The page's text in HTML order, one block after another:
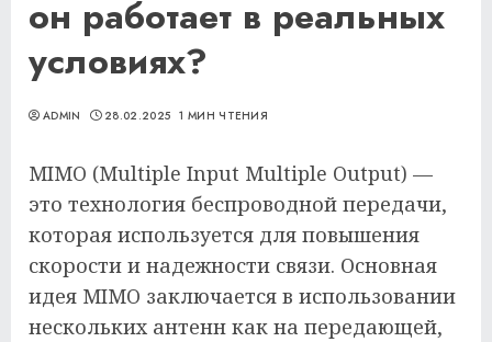
он работает в реальных
условиях?
ADMIN 28.02.2025 1 МИН ЧТЕНИЯ
MIMO (Multiple Input Multiple Output) —
это технология беспроводной передачи,
которая используется для повышения
скорости и надежности связи. Основная
идея MIMO заключается в использовании
нескольких антенн как на передающей,